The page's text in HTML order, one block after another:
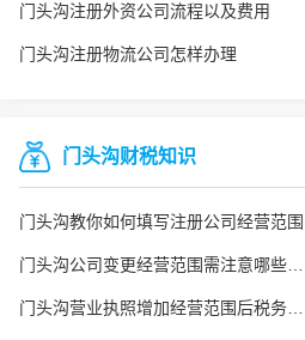
门头沟注册外资公司流程以及费用
门头沟注册物流公司怎样办理
门头沟财税知识
门头沟教你如何填写注册公司经营范围
门头沟公司变更经营范围需注意哪些问题？
门头沟营业执照增加经营范围后税务也要变更吗？